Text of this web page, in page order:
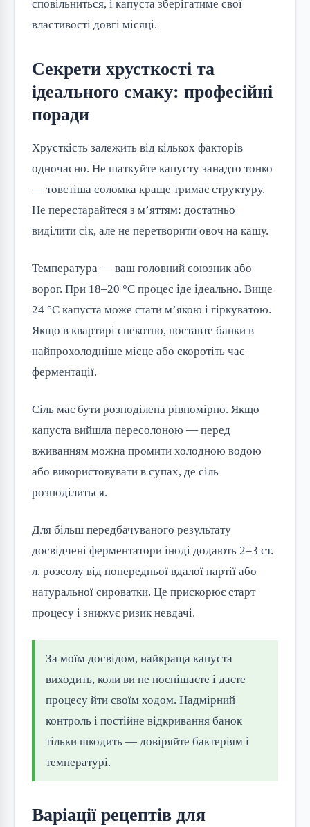
сповільниться, і капуста зберігатиме свої
властивості довгі місяці.
Секрети хрусткості та
ідеального смаку: професійні
поради
Хрусткість залежить від кількох факторів
одночасно. Не шаткуйте капусту занадто тонко
— товстіша соломка краще тримає структуру.
Не перестарайтеся з м’яттям: достатньо
виділити сік, але не перетворити овоч на кашу.
Температура — ваш головний союзник або
ворог. При 18–20 °C процес іде ідеально. Вище
24 °C капуста може стати м’якою і гіркуватою.
Якщо в квартирі спекотно, поставте банки в
найпрохолодніше місце або скоротіть час
ферментації.
Сіль має бути розподілена рівномірно. Якщо
капуста вийшла пересолоною — перед
вживанням можна промити холодною водою
або використовувати в супах, де сіль
розподілиться.
Для більш передбачуваного результату
досвідчені ферментатори іноді додають 2–3 ст.
л. розсолу від попередньої вдалої партії або
натуральної сироватки. Це прискорює старт
процесу і знижує ризик невдачі.
За моїм досвідом, найкраща капуста
виходить, коли ви не поспішаєте і даєте
процесу йти своїм ходом. Надмірний
контроль і постійне відкривання банок
тільки шкодить — довіряйте бактеріям і
температурі.
Варіації рецептів для